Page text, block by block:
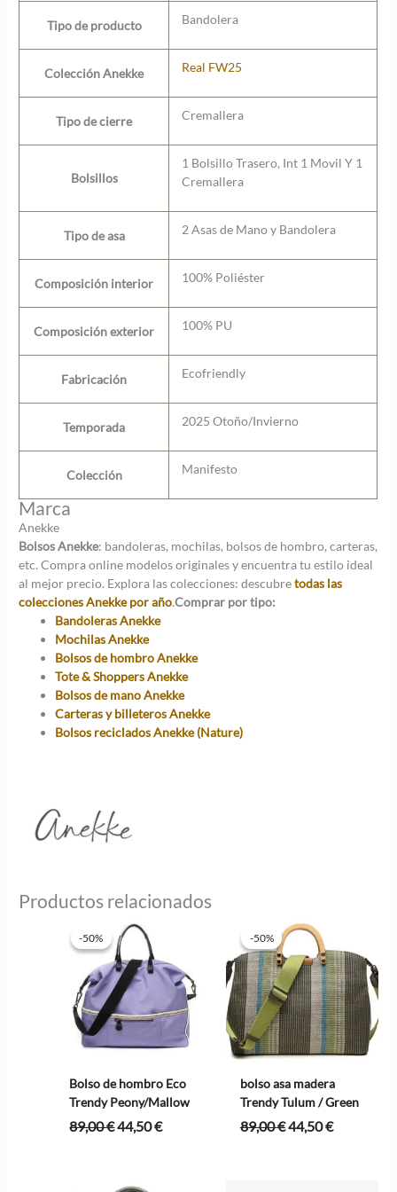
Tipo de producto Bandolera
Colección Anekke Real FW25
Tipo de cierre Cremallera
Bolsillos
1 Bolsillo Trasero, Int 1 Movil Y 1
Cremallera
Tipo de asa 2 Asas de Mano y Bandolera
Composición interior 100% Poliéster
Composición exterior 100% PU
Fabricación Ecofriendly
Temporada 2025 Otoño/Invierno
Colección Manifesto
Marca
Anekke
Bolsos Anekke: bandoleras, mochilas, bolsos de hombro, carteras,
etc. Compra online modelos originales y encuentra tu estilo ideal
al mejor precio. Explora las colecciones: descubretodas las
colecciones Anekke por año.Comprar por tipo:
Bandoleras Anekke
Mochilas Anekke
Bolsos de hombro Anekke
Tote & Shoppers Anekke
Bolsos de mano Anekke
Carteras y billeteros Anekke
Bolsos reciclados Anekke (Nature)
Productos relacionados
-50%
-50%
Bolso de hombro Eco
Trendy Peony/Mallow
89,00€El
44,50€El
-50%
-50%
bolso asa madera
Trendy Tulum / Green
89,00€El
44,50€El